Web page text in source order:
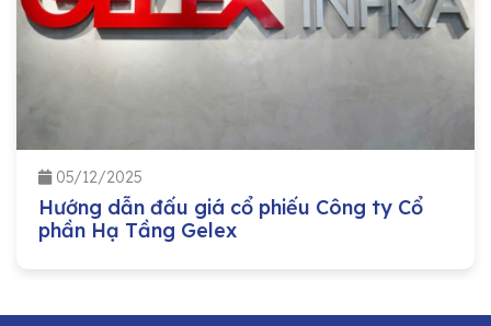
05/12/2025
Hướng dẫn đấu giá cổ phiếu Công ty Cổ
phần Hạ Tầng Gelex